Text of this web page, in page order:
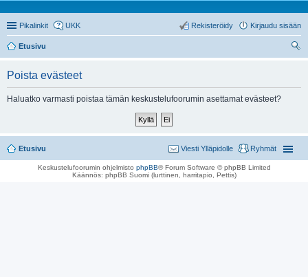
Pikalinkit UKK Kirjaudu sisään
Rekisteröidy
Etusivu
Poista evästeet
Haluatko varmasti poistaa tämän keskustelufoorumin asettamat evästeet?
Etusivu Ryhmät
Viesti Ylläpidolle
Keskustelufoorumin ohjelmisto phpBB® Forum Software © phpBB Limited
Käännös: phpBB Suomi (lurttinen, harritapio, Pettis)